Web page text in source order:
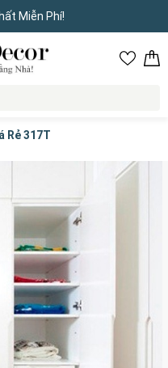
Miễn Phí!
Rẻ 317T